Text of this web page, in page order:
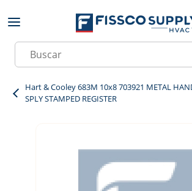
Skip to main content
Site Search
Hart & Cooley 683M 10x8 703921 METAL
SPLY STAMPED REGISTER